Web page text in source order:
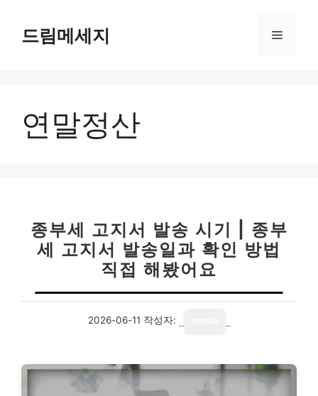
드림메세지 메
연말정산
종부세 고지서 발송 시기 | 종부
세 고지서 발송일과 확인 방법
직접 해봤어요
2026-06-11 작성자: